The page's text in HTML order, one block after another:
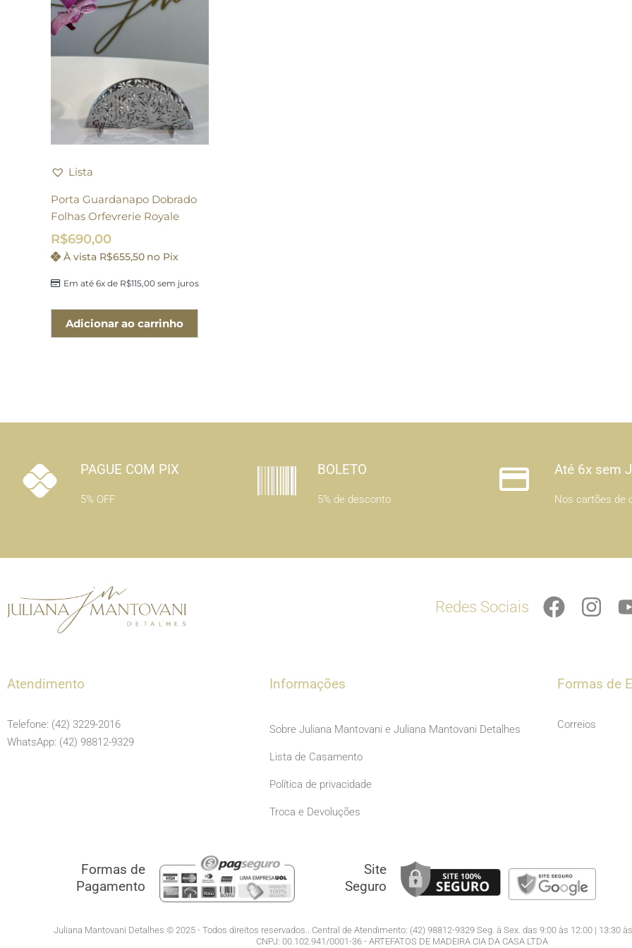
Lista
Porta Guardanapo Dobrado
Folhas Orfevrerie Royale
R$690,00
Em até 6x de R$115,00sem juros
À vista R$655,50 no Pix
Adicionar ao carrinho
PAGUE COM PIX
5% OFF
BOLETO
5% de desconto
Até 6x sem
Nos cartões de
Redes Sociais
F
a
b
o
I
n
a
r
Atendimento
Telefone: (42) 3229-2016
WhatsApp: (42) 98812-9329
Informações
Sobre Juliana Mantovani e Juliana Mantovani Detalhes
Lista de Casamento
Política de privacidade
Troca e Devoluções
Formas de
Correios
Formas de
Pagamento
Site
Seguro
Juliana Mantovani Detalhes © 2025 - Todos direitos reservados.. Central de Atendimento: (42) 98812-9329 Seg. à Sex. das 9:00 às 12:00 | 13:30
CNPJ: 00.102.941/0001-36 - ARTEFATOS DE MADEIRA CIA DA CASA LTDA